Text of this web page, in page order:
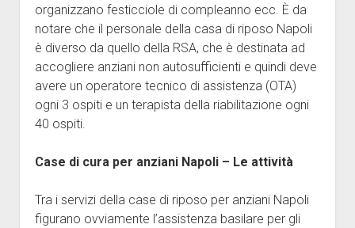
organizzano festicciole di compleanno ecc. È da
notare che il personale della casa di riposo Napoli
è diverso da quello della RSA, che è destinata ad
accogliere anziani non autosufficienti e quindi deve
avere un operatore tecnico di assistenza (OTA)
ogni 3 ospiti e un terapista della riabilitazione ogni
40 ospiti.
Case di cura per anziani Napoli – Le attività
Tra i servizi della case di riposo per anziani Napoli
figurano ovviamente l’assistenza basilare per gli